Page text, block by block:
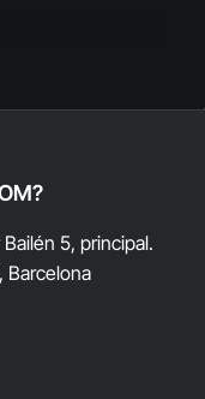
5, principal.
Barcelona